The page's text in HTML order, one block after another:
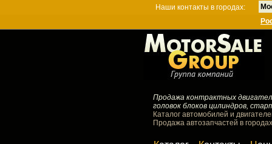
Наши контакты в городах:
Продажа контрактных
головок блоков цилиндров,
Каталог автомобилей и
Продажа автозапчастей в